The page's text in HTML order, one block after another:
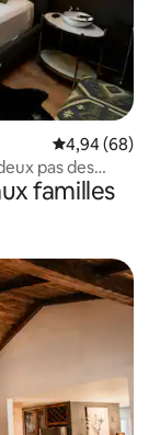
Note
4,94 (68)
pas des
familles